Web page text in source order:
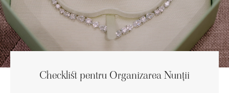
Checklist pentru Organizarea Nunții